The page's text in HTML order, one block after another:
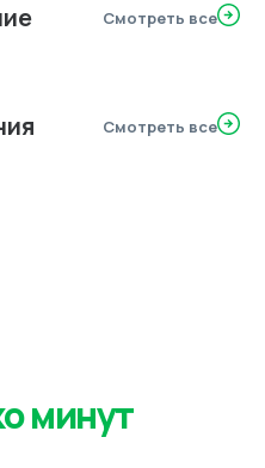
Смотреть все
Смотреть все
минут